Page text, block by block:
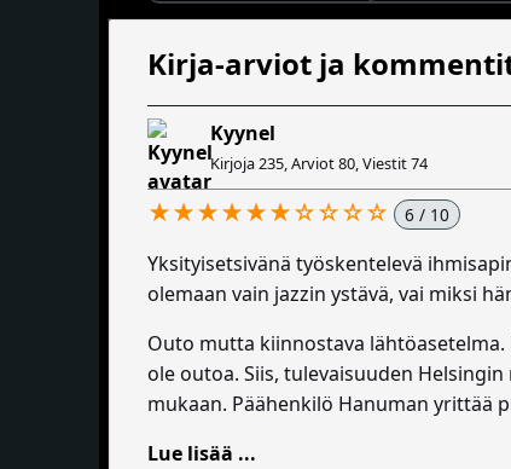
Kirja-arviot ja
Kyynel
Kirjoja 235, Arviot 80, Viestit 74
★★★★★★☆☆☆☆ 6 / 10
Yksityisetsivänä työskentelevä
olemaan vain jazzin ystävä, vai miksi
Outo mutta kiinnostava lähtöasetelma.
ole outoa. Siis, tulevaisuuden
mukaan. Päähenkilö Hanuman yrittää
Lue lisää ...